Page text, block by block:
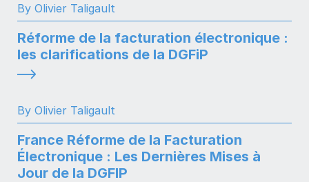
By Olivier Taligault
Réforme de la facturation électronique :
les clarifications de la DGFiP
By Olivier Taligault
France Réforme de la Facturation
Électronique : Les Dernières Mises à
Jour de la DGFIP